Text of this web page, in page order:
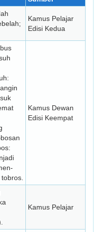
Kamus Pelajar
Edisi Kedua
Kamus Dewan
Edisi Keempat
Kamus Pelajar